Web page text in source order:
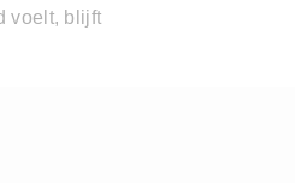
voelt, blijft